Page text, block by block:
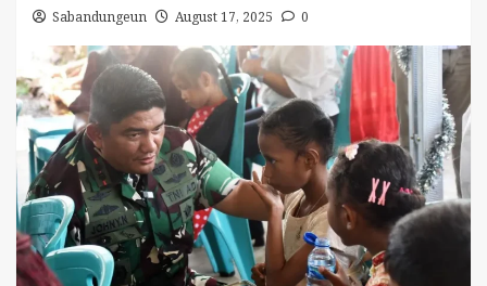
Sabandungeun August 17, 2025 0